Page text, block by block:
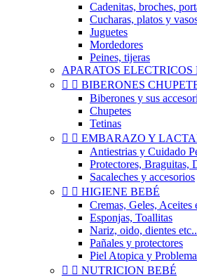
Cadenitas, broches,
Cucharas, platos y
Juguetes
Mordedores
Peines, tijeras
APARATOS ELECTRICOS
  BIBERONES
Biberones y sus
Chupetes
Tetinas
  EMBARAZO Y
Antiestrias y Cuidado
Protectores, Braguitas,
Sacaleches y accesorios
  HIGIENE BEBÉ
Cremas, Geles, Aceites
Esponjas, Toallitas
Nariz, oido, dientes etc..
Pañales y protectores
Piel Atopica y
  NUTRICION BEBÉ